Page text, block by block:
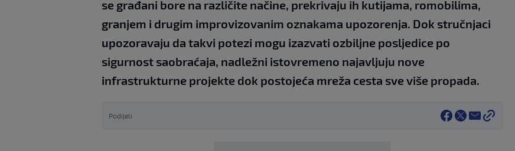
se građani bore na različite načine, prekrivaju ih kutijama, romobilima,
granjem i drugim improvizovanim oznakama upozorenja. Dok stručnjaci
upozoravaju da takvi potezi mogu izazvati ozbiljne posljedice po
sigurnost saobraćaja, nadležni istovremeno najavljuju nove
infrastrukturne projekte dok postojeća mreža cesta sve više propada.
Podijeli